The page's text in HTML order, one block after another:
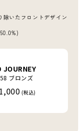
除いた フロントデザイン
JOURNEY
ブロンズ